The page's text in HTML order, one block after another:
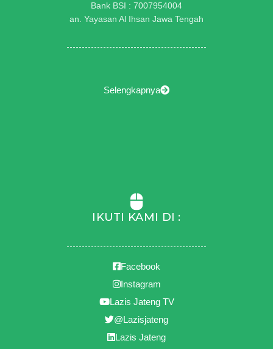
Bank BSI : 7007954004
an. Yayasan Al Ihsan Jawa Tengah
Selengkapnya
IKUTI KAMI DI :
Facebook
Instagram
Lazis Jateng TV
@Lazisjateng
Lazis Jateng